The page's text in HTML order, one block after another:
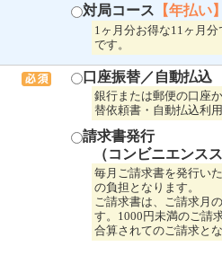
対局コース 【年払い
1ヶ月分お得な11ヶ月
です。
口座振替／自動払込
銀行または郵便の口座
替依頼書・自動払込利
請求書発行
（コンビニエンス
毎月ご請求書を発行い
の負担となります。
ご請求書は、ご請求月
す。1000円未満のご請
合算されてのご請求と